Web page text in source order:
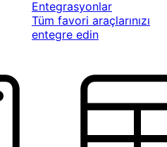
Entegrasyonlar
Tüm favori araçlarınızı
entegre edin